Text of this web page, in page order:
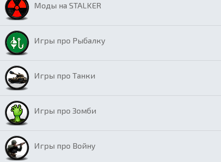
Моды на STALKER
Игры про Рыбалку
Игры про Танки
Игры про Зомби
Игры про Войну